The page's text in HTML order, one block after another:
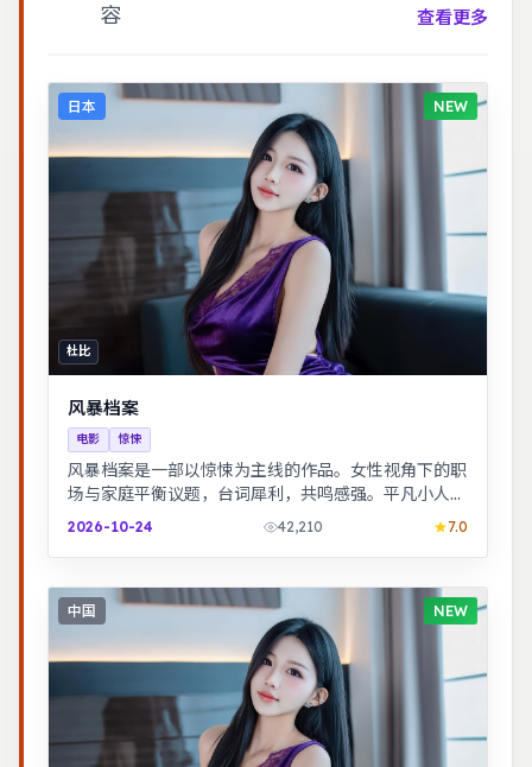
容
查看更多
日本 NEW
杜比
风暴档案
电影 惊悚
风暴档案是一部以惊悚为主线的作品。女性视角下的职
场与家庭平衡议题，台词犀利，共鸣感强。平凡小人物
在时代浪潮里做出艰难抉择，最终与自我和解。
2026-10-24 42,210 7.0
中国 NEW